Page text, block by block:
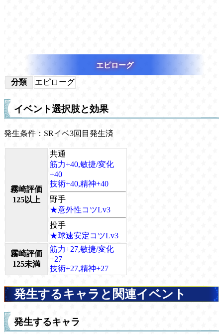
エピローグ
分類 エピローグ
イベント選択肢と効果
発生条件：SRイベ3回目発生済
霧崎評価
125以上
共通
筋力+40,敏捷/変化
+40
技術+40,精神+40
野手
★意外性コツLv3
投手
★球速安定コツLv3
霧崎評価
125未満
筋力+27,敏捷/変化
+27
技術+27,精神+27
発生するキャラと関連イベント
発生するキャラ